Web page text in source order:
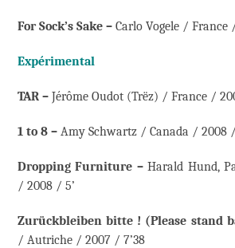
For Sock’s Sake – Carlo Vogele / France
Expérimental
TAR – Jérôme Oudot (Trëz) / France /
1 to 8 – Amy Schwartz / Canada / 2008 /
Dropping Furniture –Harald Hund,
/ 2008 / 5’
Zurückbleiben bitte ! (Please stand
/ Autriche / 2007 / 7’38